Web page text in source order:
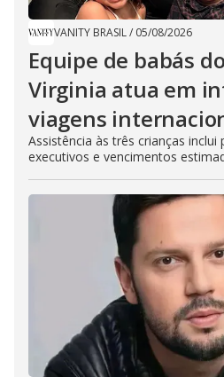
VANITY BRASIL/ 05/08/2026
Equipe de babás
Virginia atua em
viagens
Assistência às três crianças
executivos e vencimentos